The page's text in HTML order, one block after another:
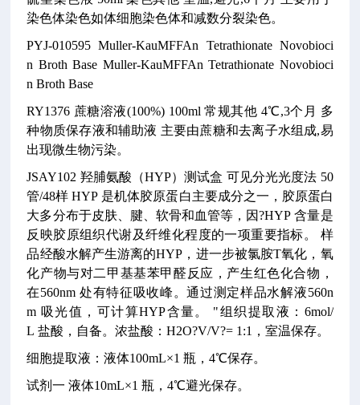
染色体染色如体细胞染色体和减数分裂染色。
PYJ-010595 Muller-KauMFFAn Tetrathionate Novobioci
n Broth Base Muller-KauMFFAn Tetrathionate Novobioci
n Broth Base
RY1376 蔗糖溶液(100%) 100ml 常规其他 4℃,3个月 多
种物质保存液和辅助液 主要由蔗糖和去离子水组成,易
出现微生物污染。
JSAY102 羟脯氨酸（HYP）测试盒 可见分光光度法 50
管/48样 HYP 是机体胶原蛋白主要成分之一，胶原蛋白
大多分布于皮肤、腱、软骨和血管等，因?HYP 含量是
反映胶原组织代谢及纤维化程度的一项重要指标。
样
品经酸水解产生游离的HYP，进一步被氯胺T氧化，氧
化产物与对二甲基基苯甲醛反应，产生红色化合物，
在560nm 处有特征吸收峰。通过测定样品水解液560n
m 吸光值，可计算HYP含量。
"组织提取液：6mol/
L 盐酸，自备。浓盐酸：H2O?V/V?= 1:1，室温保存。
细胞提取液：液体100mL×1 瓶，4℃保存。
试剂一 液体10mL×1 瓶，4℃避光保存。